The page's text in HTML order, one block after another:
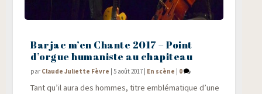
Barjac m’en Chante 2017 – Point
d’orgue humaniste au chapiteau
par Claude Juliette Fèvre |5 août 2017 En scène 0
Tant qu’il aura des hommes, titre emblé­ma­tique d’une